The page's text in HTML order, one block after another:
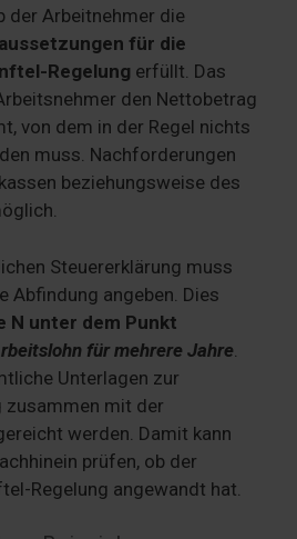
der Arbeitnehmer die
für die
Regelung erfüllt. Das
den Nettobetrag
von dem in der Regel nichts
muss. Nachforderungen
beziehungsweise des
Steuererklärung muss
Abfindung angeben. Dies
N unter dem Punkt
für mehrere Jahre
Unterlagen zur
zusammen mit der
werden. Damit kann
prüfen, ob der
Regelung angewandt hat.